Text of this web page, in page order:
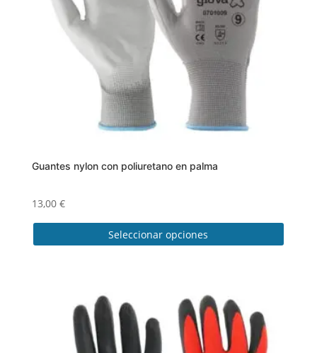
Guantes nylon con poliuretano en palma
13,00 €
Seleccionar opciones
variantes.